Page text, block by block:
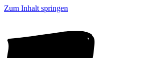
Zum Inhalt springen